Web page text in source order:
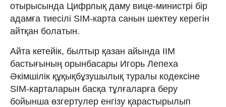
отырысында Цифрлық даму вице-министрі бір
адамға тиесілі SIM-карта санын шектеу керегін
айтқан болатын.
Айта кетейік, былтыр қазан айында ІІМ
бастығының орынбасары Игорь Лепеха
Әкімшілік құқықбұзушылық туралы кодексіне
SIM-карталарын басқа тұлғаларға беру
бойынша өзгертулер енгізу қарастырылып